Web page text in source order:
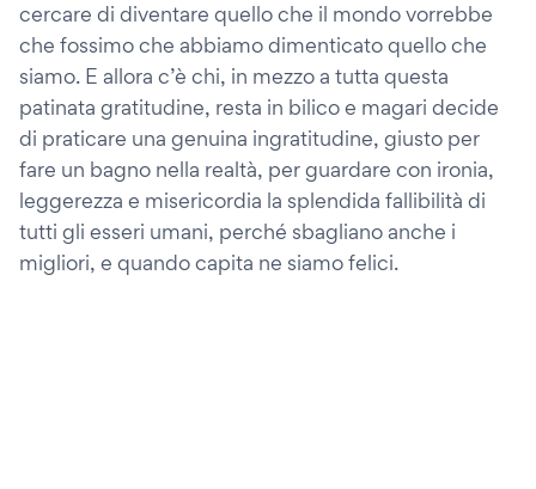
cercare di diventare quello che il mondo vorrebbe
che fossimo che abbiamo dimenticato quello che
siamo. E allora c’è chi, in mezzo a tutta questa
patinata gratitudine, resta in bilico e magari decide
di praticare una genuina ingratitudine, giusto per
fare un bagno nella realtà, per guardare con ironia,
leggerezza e misericordia la splendida fallibilità di
tutti gli esseri umani, perché sbagliano anche i
migliori, e quando capita ne siamo felici.